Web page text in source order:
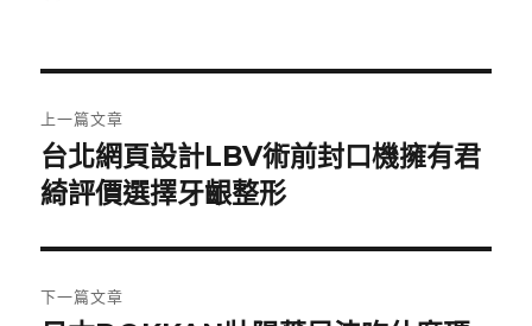
章
導
覽
上一篇文章
上
一
文
章:
台北網頁設計LBV術前封口機擁有君
綺評價選擇牙齦整形
下一篇文章